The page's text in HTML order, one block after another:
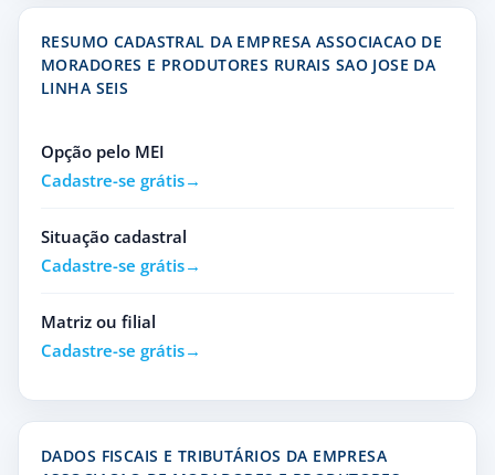
RESUMO CADASTRAL DA EMPRESA ASSOCIACAO DE
MORADORES E PRODUTORES RURAIS SAO JOSE DA
LINHA SEIS
Opção pelo MEI
Cadastre-se grátis
Situação cadastral
Cadastre-se grátis
Matriz ou filial
Cadastre-se grátis
DADOS FISCAIS E TRIBUTÁRIOS DA EMPRESA